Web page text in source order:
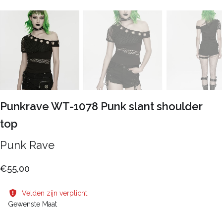
Punkrave WT-1078 Punk slant shoulder
top
Punk Rave
€55,00
Velden zijn verplicht.
Gewenste Maat